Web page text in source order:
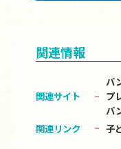
関連情報
関連サイト
バ
プ
バ
関連リンク
子